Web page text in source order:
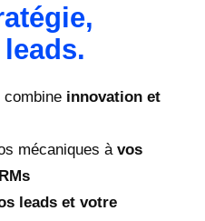
combine innovation et
mécaniques à vos
leads et votre